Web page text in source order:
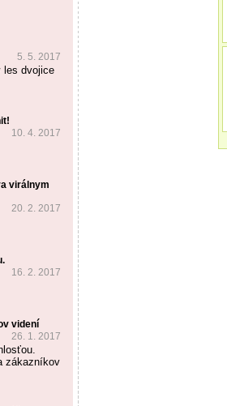
5. 5. 2017
les dvojice
10. 4. 2017
virálnym
20. 2. 2017
16. 2. 2017
videní
26. 1. 2017
zákazníkov